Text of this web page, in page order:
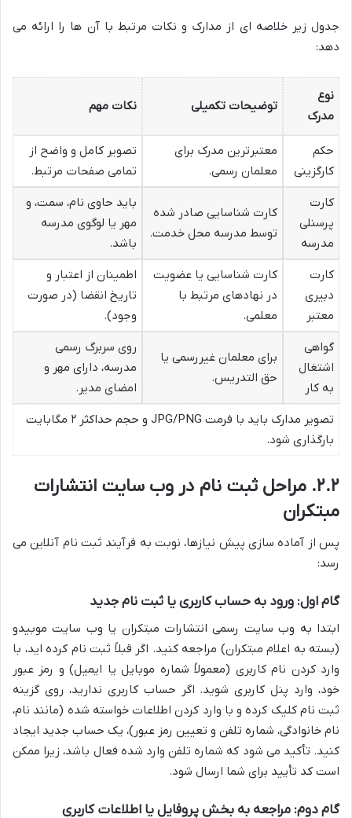
جدول زیر خلاصه ای از مدارک و نکات مرتبط با آن ها را ارائه می
دهد:
نوع
مدرک
توضیحات تکمیلی نکات مهم
حکم
کارگزینی
معتبرترین مدرک برای
معلمان رسمی.
تصویر کامل و واضح از
تمامی صفحات مرتبط.
کارت
پرسنلی
مدرسه
کارت شناسایی صادر شده
توسط مدرسه محل خدمت.
باید حاوی نام، سمت، و
مهر یا لوگوی مدرسه
باشد.
کارت
دبیری
معتبر
کارت شناسایی یا عضویت
در نهادهای مرتبط با
معلمی.
اطمینان از اعتبار و
تاریخ انقضا (در صورت
وجود).
گواهی
اشتغال
به کار
برای معلمان غیررسمی یا
حق التدریس.
روی سربرگ رسمی
مدرسه، دارای مهر و
امضای مدیر.
تصویر مدارک باید با فرمت JPG/PNG و حجم حداکثر ۲ مگابایت
بارگذاری شود.
۲.۲. مراحل ثبت نام در وب سایت انتشارات
مبتکران
پس از آماده سازی پیش نیازها، نوبت به فرآیند ثبت نام آنلاین می
رسد:
گام اول: ورود به حساب کاربری یا ثبت نام جدید
ابتدا به وب سایت رسمی انتشارات مبتکران یا وب سایت موبیدو
(بسته به اعلام مبتکران) مراجعه کنید. اگر قبلاً ثبت نام کرده اید، با
وارد کردن نام کاربری (معمولاً شماره موبایل یا ایمیل) و رمز عبور
خود، وارد پنل کاربری شوید. اگر حساب کاربری ندارید، روی گزینه
ثبت نام کلیک کرده و با وارد کردن اطلاعات خواسته شده (مانند نام،
نام خانوادگی، شماره تلفن و تعیین رمز عبور)، یک حساب جدید ایجاد
کنید. تأکید می شود که شماره تلفن وارد شده فعال باشد، زیرا ممکن
است کد تأیید برای شما ارسال شود.
گام دوم: مراجعه به بخش پروفایل یا اطلاعات کاربری